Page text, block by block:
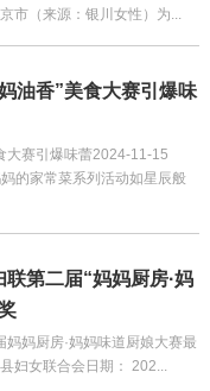
市（来源：银川女性）为...
油香”美食大赛引爆味
大赛引爆味蕾2024-11-15
的家常菜系列活动如星辰般
第二届“妈妈厨房·妈
妈厨房·妈妈味道厨娘大赛最
妇女联合会日期： 202...